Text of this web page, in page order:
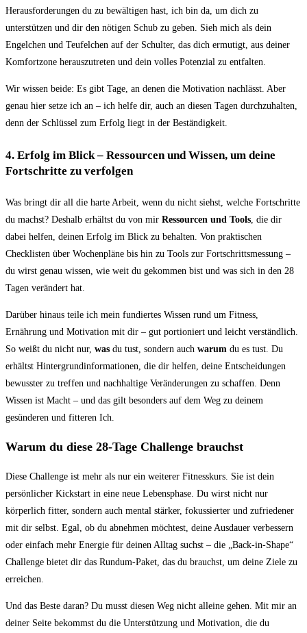
Herausforderungen du zu bewältigen hast, ich bin da, um dich zu
unterstützen und dir den nötigen Schub zu geben. Sieh mich als dein
Engelchen und Teufelchen auf der Schulter, das dich ermutigt, aus deiner
Komfortzone herauszutreten und dein volles Potenzial zu entfalten.
Wir wissen beide: Es gibt Tage, an denen die Motivation nachlässt. Aber
genau hier setze ich an – ich helfe dir, auch an diesen Tagen durchzuhalten,
denn der Schlüssel zum Erfolg liegt in der Beständigkeit.
4. Erfolg im Blick – Ressourcen und Wissen, um deine
Fortschritte zu verfolgen
Was bringt dir all die harte Arbeit, wenn du nicht siehst, welche Fortschritte
du machst? Deshalb erhältst du von mir Ressourcen und Tools, die dir
dabei helfen, deinen Erfolg im Blick zu behalten. Von praktischen
Checklisten über Wochenpläne bis hin zu Tools zur Fortschrittsmessung –
du wirst genau wissen, wie weit du gekommen bist und was sich in den 28
Tagen verändert hat.
Darüber hinaus teile ich mein fundiertes Wissen rund um Fitness,
Ernährung und Motivation mit dir – gut portioniert und leicht verständlich.
So weißt du nicht nur, was du tust, sondern auch warum du es tust. Du
erhältst Hintergrundinformationen, die dir helfen, deine Entscheidungen
bewusster zu treffen und nachhaltige Veränderungen zu schaffen. Denn
Wissen ist Macht – und das gilt besonders auf dem Weg zu deinem
gesünderen und fitteren Ich.
Warum du diese 28-Tage Challenge brauchst
Diese Challenge ist mehr als nur ein weiterer Fitnesskurs. Sie ist dein
persönlicher Kickstart in eine neue Lebensphase. Du wirst nicht nur
körperlich fitter, sondern auch mental stärker, fokussierter und zufriedener
mit dir selbst. Egal, ob du abnehmen möchtest, deine Ausdauer verbessern
oder einfach mehr Energie für deinen Alltag suchst – die „Back-in-Shape“
Challenge bietet dir das Rundum-Paket, das du brauchst, um deine Ziele zu
erreichen.
Und das Beste daran? Du musst diesen Weg nicht alleine gehen. Mit mir an
deiner Seite bekommst du die Unterstützung und Motivation, die du